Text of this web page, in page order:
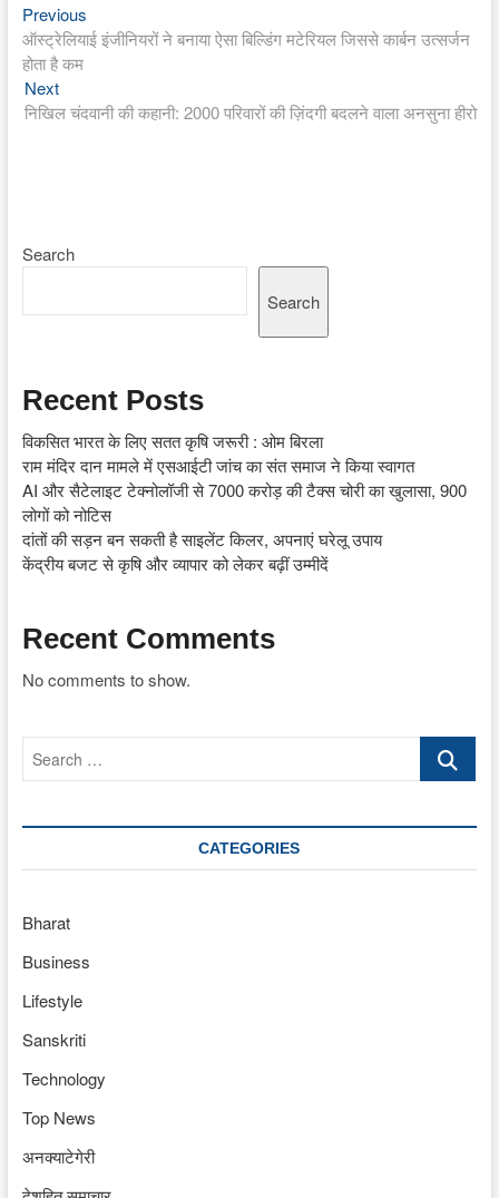
Post
navigation
PreviousPrevious
post:
ऑस्ट्रेलियाई इंजीनियरों ने बनाया ऐसा बिल्डिंग मटेरियल जिससे कार्बन उत्सर्जन
होता है कम
NextNext
post:
निखिल चंदवानी की कहानी: 2000 परिवारों की ज़िंदगी बदलने वाला अनसुना हीरो
Search
Search
Recent Posts
विकसित भारत के लिए सतत कृषि जरूरी : ओम बिरला
राम मंदिर दान मामले में एसआईटी जांच का संत समाज ने किया स्वागत
AI और सैटेलाइट टेक्नोलॉजी से 7000 करोड़ की टैक्स चोरी का खुलासा, 900
लोगों को नोटिस
दांतों की सड़न बन सकती है साइलेंट किलर, अपनाएं घरेलू उपाय
केंद्रीय बजट से कृषि और व्यापार को लेकर बढ़ीं उम्मीदें
Recent Comments
No comments to show.
Search
CATEGORIES
Bharat
Business
Lifestyle
Sanskriti
Technology
Top News
अनक्याटेगेरी